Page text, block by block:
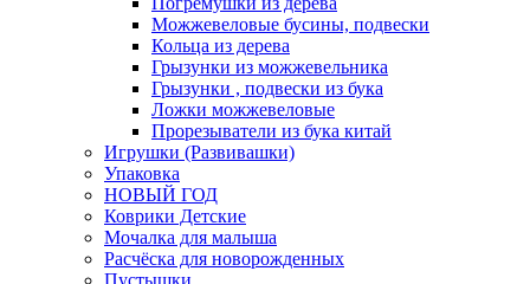
Можжевеловые бусины, подвески
Кольца из дерева
Грызунки из можжевельника
Грызунки , подвески из бука
Ложки можжевеловые
Прорезыватели из бука китай
Игрушки (Развивашки)
Упаковка
НОВЫЙ ГОД
Коврики Детские
Мочалка для малыша
Расчёска для новорожденных
Пустышки